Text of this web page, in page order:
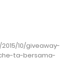
10/giveaway-
ta-bersama-